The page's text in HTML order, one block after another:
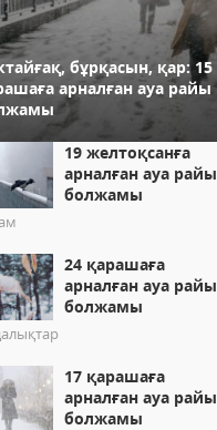
бұрқасын, қар: 15
арналған ауа райы
19 желтоқсанға
арналған ауа райы
болжамы
24 қарашаға
арналған ауа райы
болжамы
17 қарашаға
арналған ауа райы
болжамы